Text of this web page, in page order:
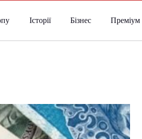
Історії Бізнес Преміум